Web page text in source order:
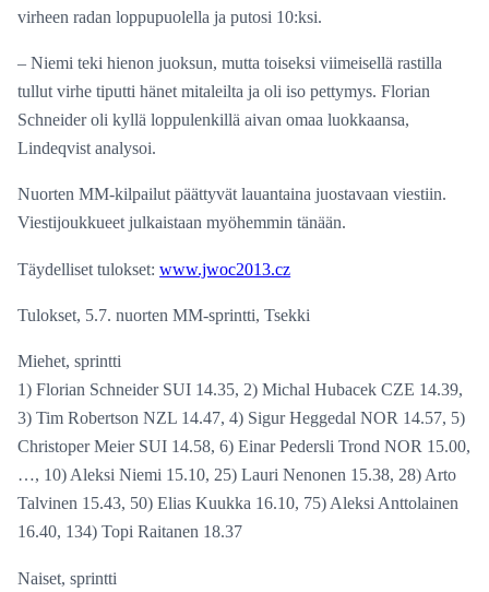
virheen radan loppupuolella ja putosi 10:ksi.
– Niemi teki hienon juoksun, mutta toiseksi viimeisellä rastilla
tullut virhe tiputti hänet mitaleilta ja oli iso pettymys. Florian
Schneider oli kyllä loppulenkillä aivan omaa luokkaansa,
Lindeqvist analysoi.
Nuorten MM-kilpailut päättyvät lauantaina juostavaan viestiin.
Viestijoukkueet julkaistaan myöhemmin tänään.
Täydelliset tulokset:www.jwoc2013.cz
Tulokset, 5.7. nuorten MM-sprintti, Tsekki
Miehet, sprintti
1) Florian Schneider SUI 14.35, 2) Michal Hubacek CZE 14.39,
3) Tim Robertson NZL 14.47, 4) Sigur Heggedal NOR 14.57, 5)
Christoper Meier SUI 14.58, 6) Einar Pedersli Trond NOR 15.00,
…, 10) Aleksi Niemi 15.10, 25) Lauri Nenonen 15.38, 28) Arto
Talvinen 15.43, 50) Elias Kuukka 16.10, 75) Aleksi Anttolainen
16.40, 134) Topi Raitanen 18.37
Naiset, sprintti